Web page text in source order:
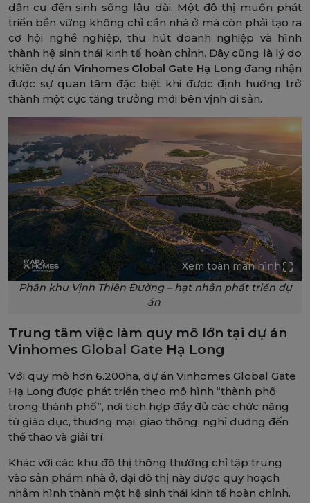
dân cư đến sinh sống lâu dài. Một đô thị muốn phát
triển bền vững không chỉ cần nhà ở mà còn phải tạo ra
cơ hội nghề nghiệp, thu hút doanh nghiệp và hình
thành hệ sinh thái kinh tế hoàn chỉnh. Đây cũng là lý do
khiến dự án Vinhomes Global Gate Hạ Long đang nhận
được sự quan tâm đặc biệt khi được định hướng trở
thành một cực tăng trưởng mới bên vịnh di sản.
Xem toàn màn hình
Phân khu Vịnh Thiên Đường – hạt nhân phát triển dự
án
Trung tâm việc làm quy mô lớn tại dự án
Vinhomes Global Gate Hạ Long
Với quy mô hơn 6.200ha, dự án Vinhomes Global Gate
Hạ Long được phát triển theo mô hình “thành phố
trong thành phố”, nơi tích hợp đầy đủ các chức năng
từ giáo dục, thương mại, giao thông, nghỉ dưỡng đến
thể thao và giải trí.
Khác với các khu đô thị thông thường chỉ tập trung
vào sản phẩm nhà ở, đại đô thị này được quy hoạch
nhằm hình thành một hệ sinh thái kinh tế hoàn chỉnh.